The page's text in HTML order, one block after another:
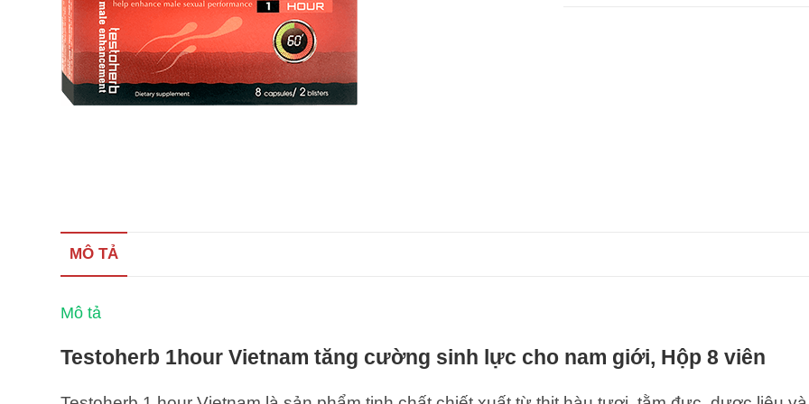
MÔ TẢ
Mô tả
Testoherb 1hour Vietnam tăng cường sinh lực cho nam giới, Hộp 8 viên